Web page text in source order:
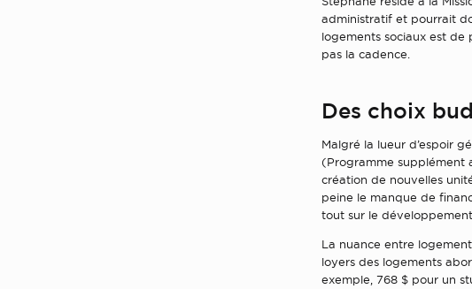
administratif et pourrait
logements sociaux est
pas la cadence.
Des choix
Malgré la lueur d’espoir
(Programme supplément
création de nouvelles
peine le manque de
tout sur le
La nuance entre
loyers des logements
exemple, 768 $ pour un